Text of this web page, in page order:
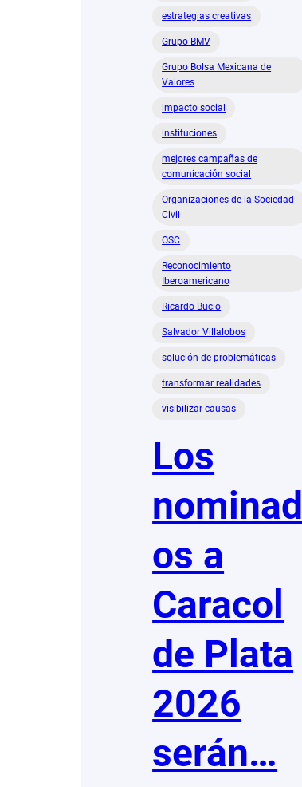
estrategias creativas
Grupo BMV
Grupo Bolsa Mexicana de
Valores
impacto social
instituciones
mejores campañas de
comunicación social
Organizaciones de la Sociedad
Civil
OSC
Reconocimiento
Iberoamericano
Ricardo Bucio
Salvador Villalobos
solución de problemáticas
transformar realidades
visibilizar causas
Los
nominad
os a
Caracol
de Plata
2026
serán…